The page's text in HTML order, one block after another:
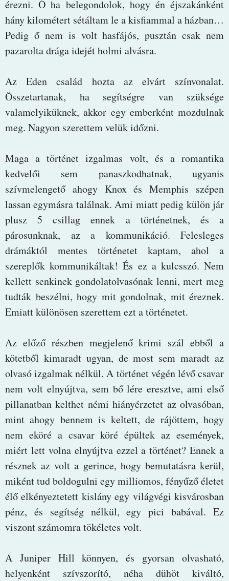
érezni. Ó ha belegondolok, hogy én éjszakánként
hány kilométert sétáltam le a kisfiammal a házban…
Pedig ő nem is volt hasfájós, pusztán csak nem
pazarolta drága idejét holmi alvásra.
Az Eden család hozta az elvárt színvonalat.
Összetartanak, ha segítségre van szüksége
valamelyiküknek, akkor egy emberként mozdulnak
meg. Nagyon szerettem velük időzni.
Maga a történet izgalmas volt, és a romantika
kedvelői sem panaszkodhatnak, ugyanis
szívmelengető ahogy Knox és Memphis szépen
lassan egymásra találnak. Ami miatt pedig külön jár
plusz 5 csillag ennek a történetnek, és a
párosunknak, az a kommunikáció. Felesleges
drámáktól mentes történetet kaptam, ahol a
szereplők kommunikáltak! És ez a kulcsszó. Nem
kellett senkinek gondolatolvasónak lenni, mert meg
tudták beszélni, hogy mit gondolnak, mit éreznek.
Emiatt különösen szerettem ezt a történetet.
Az előző részben megjelenő krimi szál ebből a
kötetből kimaradt ugyan, de most sem maradt az
olvasó izgalmak nélkül. A történet végén lévő csavar
nem volt elnyújtva, sem bő lére eresztve, ami első
pillanatban kelthet némi hiányérzetet az olvasóban,
mint ahogy bennem is keltett, de rájöttem, hogy
nem eköré a csavar köré épültek az események,
miért lett volna elnyújtva ezzel a történet? Ennek a
résznek az volt a gerince, hogy bemutatásra kerül,
miként tud boldogulni egy milliomos, fényűző életet
élő elkényeztetett kislány egy világvégi kisvárosban
pénz, és segítség nélkül, egy pici babával. Ez
viszont számomra tökéletes volt.
A Juniper Hill könnyen, és gyorsan olvasható,
helyenként szívszorító, néha dühöt kiváltó,